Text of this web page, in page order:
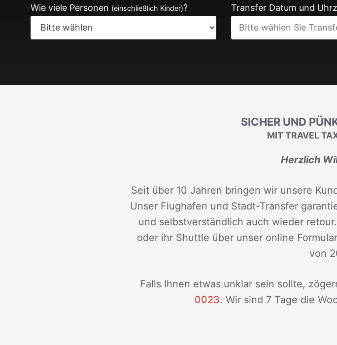
Wie viele Personen (einschließlich Kinder)? Transfer Datum und
SICHER UND
MIT TRAVEL
Herzlich
Seit über 10 Jahren bringen wir unsere
Unser Flughafen und Stadt-Transfer
und selbstverständlich auch wieder
oder ihr Shuttle über unser online
von
Falls Ihnen etwas unklar sein sollte,
0023. Wir sind 7 Tage die